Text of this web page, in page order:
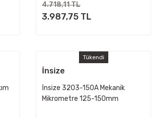
4.718,11 TL
3.987,75 TL
Tükendi
İnsize
İnsize 3203-150A Mekanik
Mikrometre 125-150mm